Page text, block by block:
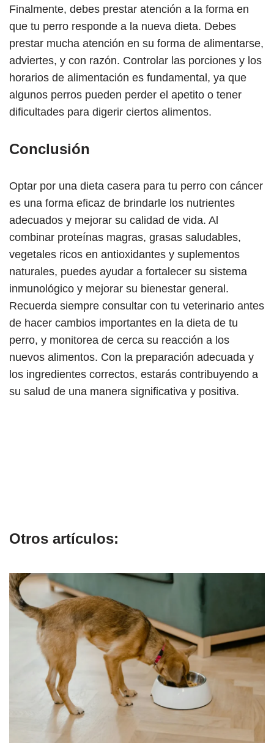
Finalmente, debes prestar atención a la forma en
que tu perro responde a la nueva dieta. Debes
prestar mucha atención en su forma de alimentarse,
adviertes, y con razón. Controlar las porciones y los
horarios de alimentación es fundamental, ya que
algunos perros pueden perder el apetito o tener
dificultades para digerir ciertos alimentos.
Conclusión
Optar por una dieta casera para tu perro con cáncer
es una forma eficaz de brindarle los nutrientes
adecuados y mejorar su calidad de vida. Al
combinar proteínas magras, grasas saludables,
vegetales ricos en antioxidantes y suplementos
naturales, puedes ayudar a fortalecer su sistema
inmunológico y mejorar su bienestar general.
Recuerda siempre consultar con tu veterinario antes
de hacer cambios importantes en la dieta de tu
perro, y monitorea de cerca su reacción a los
nuevos alimentos. Con la preparación adecuada y
los ingredientes correctos, estarás contribuyendo a
su salud de una manera significativa y positiva.
Otros artículos: